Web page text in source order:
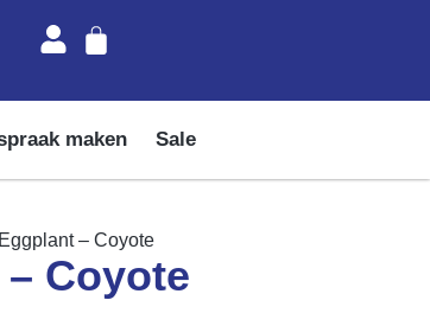
maken Sale
– Coyote
Coyote